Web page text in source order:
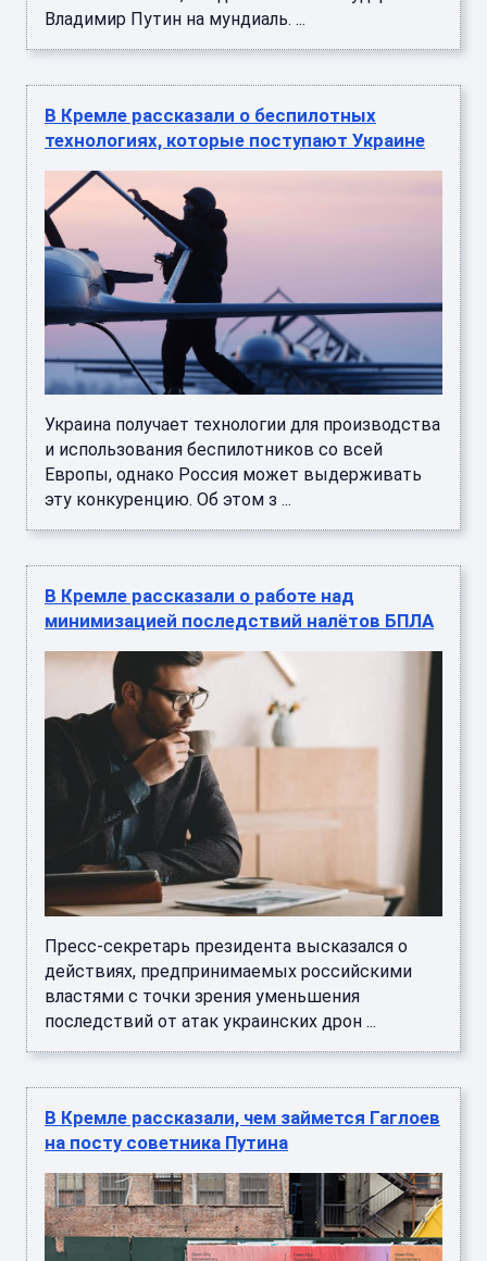
В Кремле рассказали о беспилотных
технологиях, которые поступают Украине
Украина получает технологии для производства
и использования беспилотников со всей
Европы, однако Россия может выдерживать
эту конкуренцию. Об этом з ...
В Кремле рассказали о работе над
минимизацией последствий налётов БПЛА
Пресс-секретарь президента высказался о
действиях, предпринимаемых российскими
властями с точки зрения уменьшения
последствий от атак украинских дрон ...
В Кремле рассказали, чем займется Гаглоев
на посту советника Путина